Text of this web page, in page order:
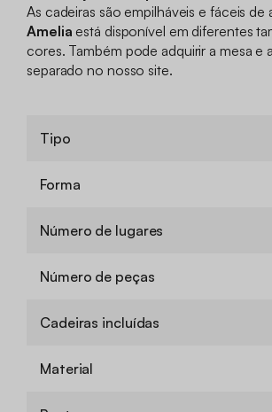
As cadeiras são empilháveis e fáceis
Amelia está disponível em diferentes
cores. Também pode adquirir a mesa e
separado no nosso site.
Tipo
Forma
Número de lugares
Número de peças
Cadeiras incluídas
Material